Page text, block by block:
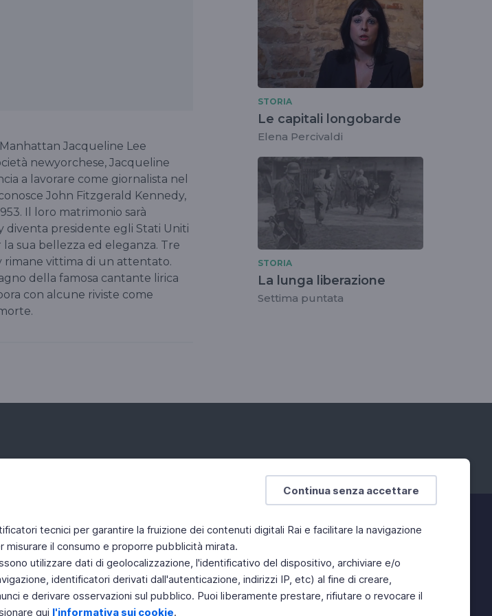
Continua senza accettare
tecnici per garantire la fruizione dei contenuti digitali Rai e facilitare la navigazione
il consumo e proporre pubblicità mirata.
utilizzare dati di geolocalizzazione, l'identificativo del dispositivo, archiviare e/o
identificatori derivati dall'autenticazione, indirizzi IP, etc) al fine di creare,
e derivare osservazioni sul pubblico. Puoi liberamente prestare, rifiutare o revocare il
qui l'informativa sui cookie.
Jacqueline Lee
newyorchese, Jacqueline
a lavorare come giornalista nel
John Fitzgerald Kennedy,
Il loro matrimonio sarà
diventa presidente egli Stati Uniti
sua bellezza ed eleganza. Tre
rimane vittima di un attentato.
della famosa cantante lirica
con alcune riviste come
STORIA
Le capitali longobarde
Elena Percivaldi
STORIA
La lunga liberazione
Settima puntata